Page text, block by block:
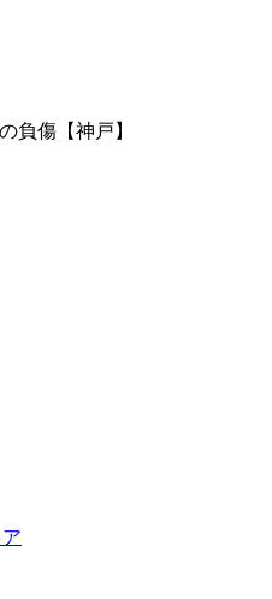
負傷【神戸】